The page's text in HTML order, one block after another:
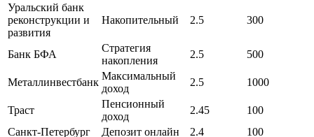
Уральский банк
реконструкции и
развития
Накопительный 2.5 300
Банк БФА
Стратегия
накопления
2.5 500
Металлинвестбанк
Максимальный
доход
2.5 1000
Траст
Пенсионный
доход
2.45
100
Санкт-Петербург
Депозит онлайн 2.4
100